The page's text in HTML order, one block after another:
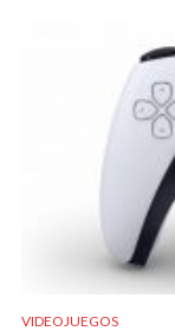
VIDEOJUEGOS